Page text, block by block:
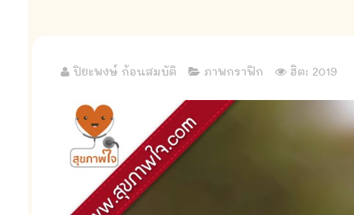
ปิยะพงษ์ ก้อนสมบัติ ภาพกราฟิก ฮิต: 2019